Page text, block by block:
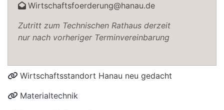
Wirtschaftsfoerderung@hanau.de
Zutritt zum Technischen Rathaus derzeit
nur nach vorheriger Terminvereinbarung
Wirtschaftsstandort Hanau neu gedacht
Materialtechnik